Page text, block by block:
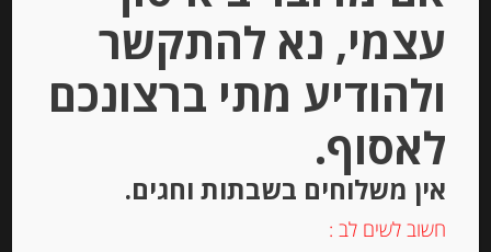
Out of
עצמי, נא להתקשר
ולהודיע מתי ברצונכם
לאסוף.
אין משלוחים בשבתות וחגים.
חשוב לשים לב :